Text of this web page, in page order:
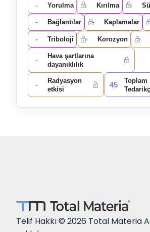
- Yorulma - Kırılma -
- Bağlantılar - Kaplamalar
- Triboloji - Korozyon -
-
Hava şartlarına
dayanıklılık
-
Radyasyon
etkisi
45
Toplam
Telif Hakkı © 2026 Total Materia